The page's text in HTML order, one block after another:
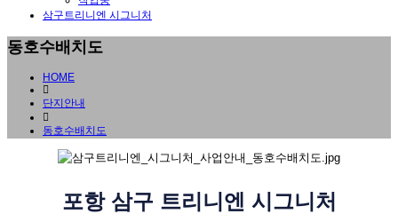
삼구트리니엔 시그니처
동호수배치도
HOME
단지안내
동호수배치도
포항 삼구 트리니엔 시그니처